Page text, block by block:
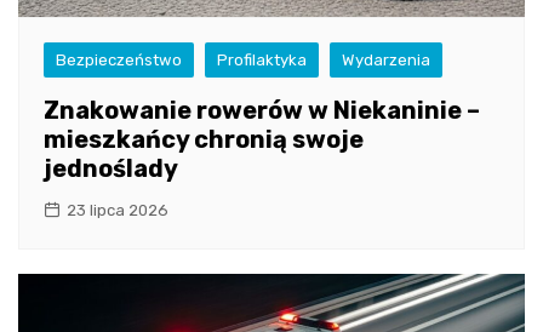
Bezpieczeństwo Profilaktyka Wydarzenia
Znakowanie rowerów w Niekaninie –
mieszkańcy chronią swoje
jednoślady
23 lipca 2026